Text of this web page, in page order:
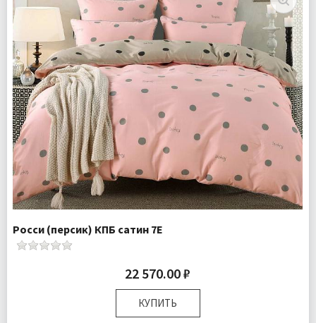
Бесплатно
Росси (персик) КПБ сатин 7Е
22 570.00 ₽
КУПИТЬ